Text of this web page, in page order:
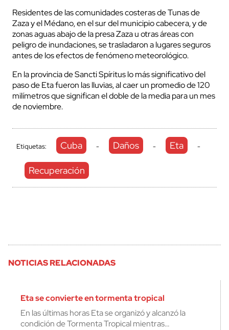
Residentes de las comunidades costeras de Tunas de
Zaza y el Médano, en el sur del municipio cabecera, y de
zonas aguas abajo de la presa Zaza u otras áreas con
peligro de inundaciones, se trasladaron a lugares seguros
antes de los efectos de fenómeno meteorológico.
En la provincia de Sancti Spíritus lo más significativo del
paso de Eta fueron las lluvias, al caer un promedio de 120
milímetros que significan el doble de la media para un mes
de noviembre.
Etiquetas: Cuba - Daños - Eta -
Recuperación
NOTICIAS RELACIONADAS
Eta se convierte en tormenta tropical
En las últimas horas Eta se organizó y alcanzó la
condición de Tormenta Tropical mientras…